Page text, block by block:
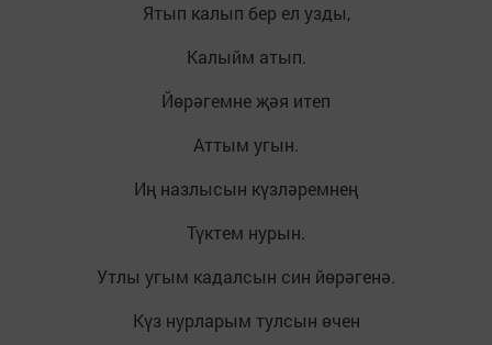
Ятып калып бер ел узды,
Калыйм атып.
Йөрәгемне җәя итеп
Аттым угын.
Иң назлысын күзләремнең
Түктем нурын.
Утлы угым кадалсын син йөрәгенә.
Күз нурларым тулсын өчен